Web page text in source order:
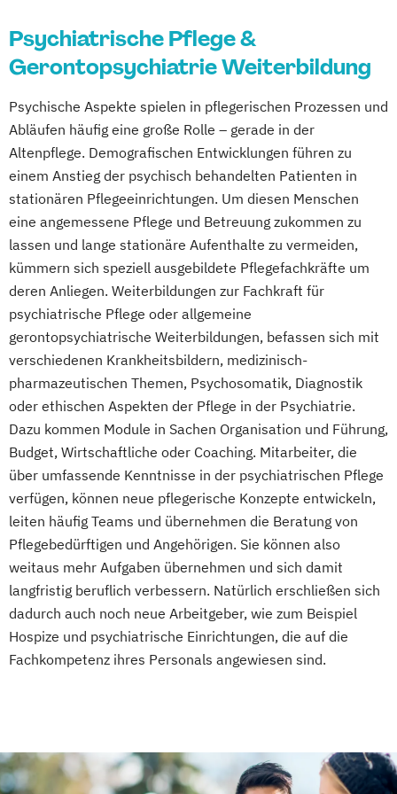
Villingen-Schwenningen
Wuppertal
Würzburg
Häusliche psychiatrische
Fachkrankenpflege
Pflege- und Sozialmanager
Pflegefachkraft in der Palliativversorgung
Pflegehelfer/Pflegeassistent
Schmerzmanagement in der Pflege
Verfahrenspfleger
Sozialwesen
Fachhelfer für Pflege und Betreuung und
Fachkraft Gerontopsychiatrie
Fachkraft für geronto-psychiatrische
Betreuung und Pflege
Fachpflegekraft für Geriatrie und
Gerontopsychiatrie
Gerontopsychiatrische Zusatzqualifikation
Grundqualifikation Migrantinnen und
Migranten in der Pflege
Heilpädagoge
Heimleitung in der Alten- und
Behindertenpflege
Hygienebeauftragter in der Pflege
Koordinierende Fachpflegekraft in der
Gerontopsychiatrischen Pflege
(Aufbaukurs)
Leitende Pflegekraft für teil- und
vollstationäre Pflege sowie Kurzzeitpflege
Leitung einer Krankenhausstation oder
eines Wohnbereichs im Pflegeheim
Leitung eines ambulanten Pflegedienstes
Mentor und Praxisanleiter Palliative Care
Palliative Care für die Ambulante Pflege
Pflegeberater (nach § 7a SGB XI)
Pflegedienstleitung in der häuslichen
Krankenpflege
Psychiatrische Pflege &
Gerontopsychiatrie Weiterbildung
Psychische Aspekte spielen in pflegerischen Prozessen und
Abläufen häufig eine große Rolle – gerade in der
Altenpflege. Demografischen Entwicklungen führen zu
einem Anstieg der psychisch behandelten Patienten in
stationären Pflegeeinrichtungen. Um diesen Menschen
eine angemessene Pflege und Betreuung zukommen zu
lassen und lange stationäre Aufenthalte zu vermeiden,
kümmern sich speziell ausgebildete Pflegefachkräfte um
deren Anliegen. Weiterbildungen zur Fachkraft für
psychiatrische Pflege oder allgemeine
gerontopsychiatrische Weiterbildungen, befassen sich mit
verschiedenen Krankheitsbildern, medizinisch-
pharmazeutischen Themen, Psychosomatik, Diagnostik
oder ethischen Aspekten der Pflege in der Psychiatrie.
Dazu kommen Module in Sachen Organisation und Führung,
Budget, Wirtschaftliche oder Coaching. Mitarbeiter, die
über umfassende Kenntnisse in der psychiatrischen Pflege
verfügen, können neue pflegerische Konzepte entwickeln,
leiten häufig Teams und übernehmen die Beratung von
Pflegebedürftigen und Angehörigen. Sie können also
weitaus mehr Aufgaben übernehmen und sich damit
langfristig beruflich verbessern. Natürlich erschließen sich
dadurch auch noch neue Arbeitgeber, wie zum Beispiel
Hospize und psychiatrische Einrichtungen, die auf die
Fachkompetenz ihres Personals angewiesen sind.